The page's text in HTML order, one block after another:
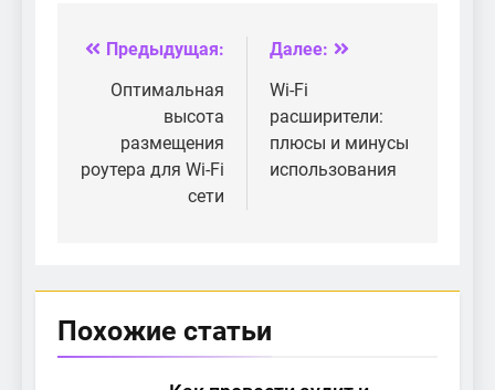
роутера?
Навигация
записям
Предыдущая:
Оптимальная
высота
размещения
роутера для Wi-Fi
сети
Далее:
Wi-Fi
расширители:
плюсы и минусы
использования
Похожие статьи